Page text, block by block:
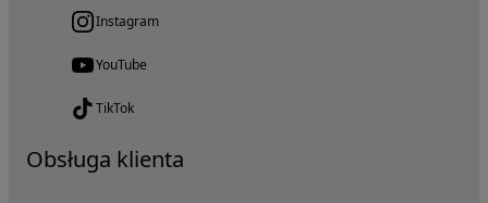
Instagram
YouTube
TikTok
Obsługa klienta